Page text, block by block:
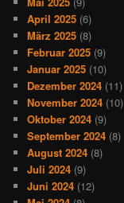
April 2025 (6)
März 2025 (8)
Februar 2025 (9)
Januar 2025 (10)
Dezember 2024 (11)
November 2024 (10)
Oktober 2024 (9)
September 2024 (8)
August 2024 (8)
Juli 2024 (9)
Juni 2024 (12)